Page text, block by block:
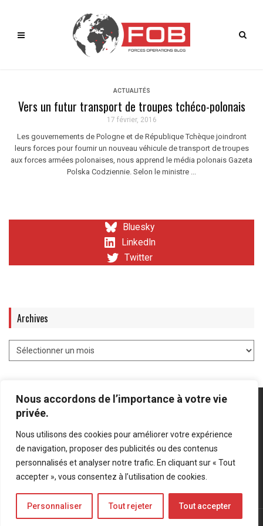
Nous accordons de l’importance à votre vie
privée.
Nous utilisons des cookies pour améliorer votre expérience
de navigation, proposer des publicités ou des contenus
personnalisés et analyser notre trafic. En cliquant sur « Tout
accepter », vous consentez à l’utilisation de cookies.
Personnaliser Tout rejeter Tout accepter
ACTUALITÉS
Vers un futur transport de troupes tchéco-polonais
17 février, 2016
Les gouvernements de Pologne et de République Tchèque joindront
leurs forces pour fournir un nouveau véhicule de transport de troupes
aux forces armées polonaises, nous apprend le média polonais Gazeta
Polska Codziennie. Selon le ministre ...
Bluesky
LinkedIn
Twitter
Archives
Mentions légales Politique de confidentialité
Bluesky
LinkedIn
Twitter
© Forces Operations Blog - 2022